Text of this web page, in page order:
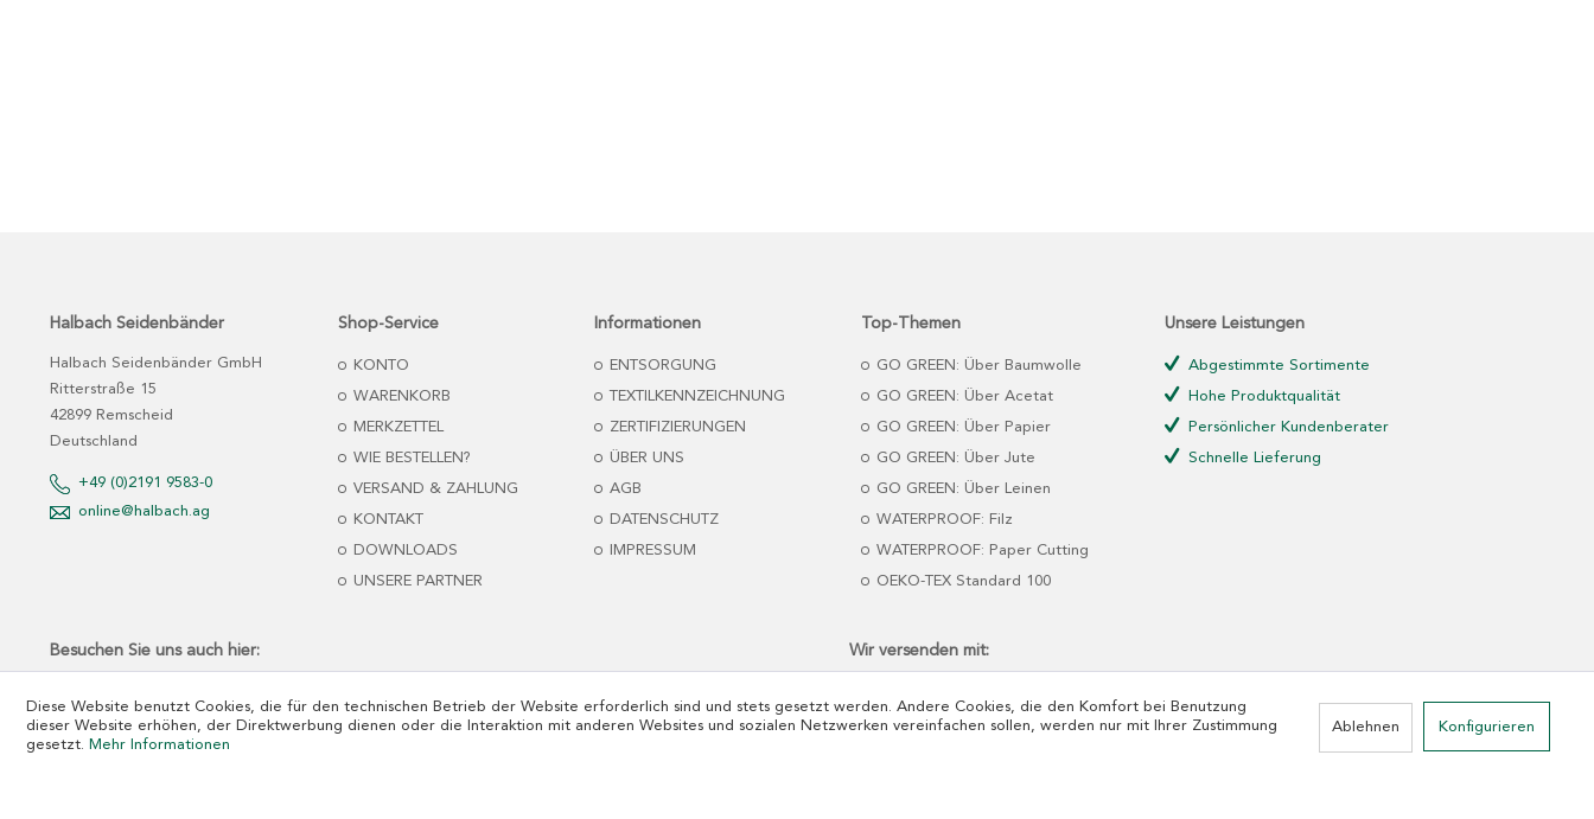
Halbach Seidenbänder
Halbach Seidenbänder GmbH
Ritterstraße 15
42899 Remscheid
Deutschland
+49 (0)2191 9583-0
online@halbach.ag
Shop-Service
KONTO
WARENKORB
MERKZETTEL
WIE BESTELLEN?
VERSAND & ZAHLUNG
KONTAKT
DOWNLOADS
UNSERE PARTNER
Informationen
ENTSORGUNG
TEXTILKENNZEICHNUNG
ZERTIFIZIERUNGEN
ÜBER UNS
AGB
DATENSCHUTZ
IMPRESSUM
Top-Themen
GO GREEN: Über Baumwolle
GO GREEN: Über Acetat
GO GREEN: Über Papier
GO GREEN: Über Jute
GO GREEN: Über Leinen
WATERPROOF: Filz
WATERPROOF: Paper Cutting
OEKO-TEX Standard 100
Unsere Leistungen
Abgestimmte Sortimente
Hohe Produktqualität
Persönlicher Kundenberater
Schnelle Lieferung
Besuchen Sie uns auch hier: Wir versenden mit:
Diese Website benutzt Cookies, die für den technischen Betrieb der Website erforderlich sind und stets gesetzt werden. Andere Cookies, die den Komfort bei Benutzung
dieser Website erhöhen, der Direktwerbung dienen oder die Interaktion mit anderen Websites und sozialen Netzwerken vereinfachen sollen, werden nur mit Ihrer Zustimmung
gesetzt. Mehr Informationen
Ablehnen Konfigurieren